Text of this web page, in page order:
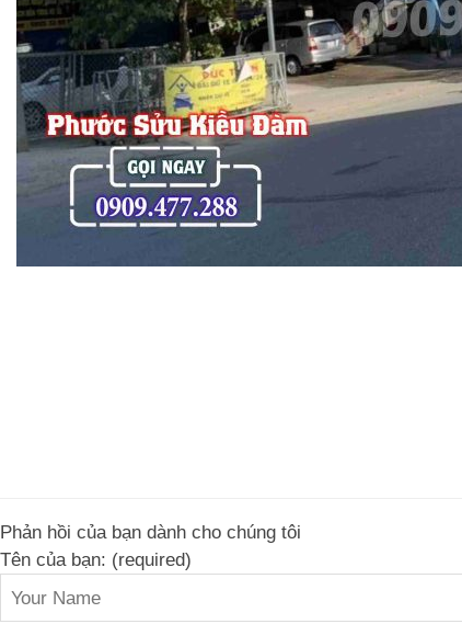
Phản hồi của bạn dành cho chúng tôi
Tên của bạn: (required)